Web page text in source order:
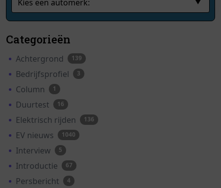
Categorieën
Achtergrond 139
Bedrijfsprofiel 3
Column 1
Duurtest 16
Elektrisch rijden 136
EV nieuws 1040
Interview 5
Introductie 67
Persbericht 4